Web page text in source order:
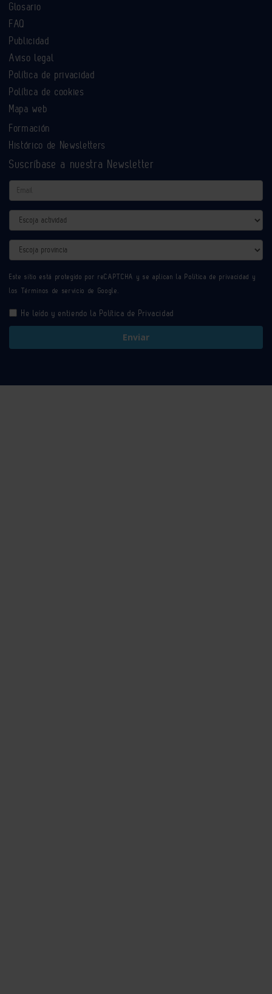
Glosario
FAQ
Publicidad
Aviso legal
Política de privacidad
Política de cookies
Mapa web
Formación
Histórico de Newsletters
Suscríbase a nuestra Newsletter
Email
Actividad
Provincia
Este sitio está protegido por reCAPTCHA y se aplican laPolítica de privacidad y
los Términos de servicio de Google.
He leído y entiendo la Política de Privacidad
Enviar